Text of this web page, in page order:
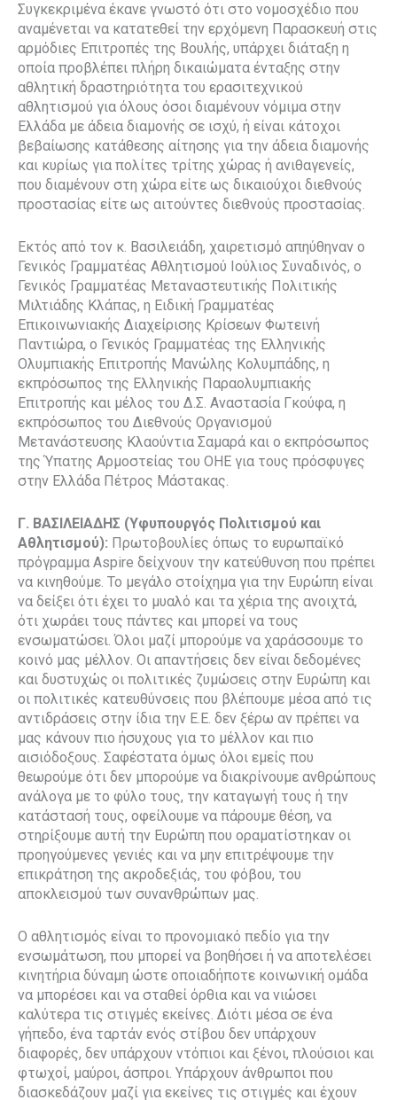
Συγκεκριμένα έκανε γνωστό ότι στο νομοσχέδιο που
αναμένεται να κατατεθεί την ερχόμενη Παρασκευή στις
αρμόδιες Επιτροπές της Βουλής, υπάρχει διάταξη η
οποία προβλέπει πλήρη δικαιώματα ένταξης στην
αθλητική δραστηριότητα του ερασιτεχνικού
αθλητισμού για όλους όσοι διαμένουν νόμιμα στην
Ελλάδα με άδεια διαμονής σε ισχύ, ή είναι κάτοχοι
βεβαίωσης κατάθεσης αίτησης για την άδεια διαμονής
και κυρίως για πολίτες τρίτης χώρας ή ανιθαγενείς,
που διαμένουν στη χώρα είτε ως δικαιούχοι διεθνούς
προστασίας είτε ως αιτούντες διεθνούς προστασίας.
Εκτός από τον κ. Βασιλειάδη, χαιρετισμό απηύθηναν ο
Γενικός Γραμματέας Αθλητισμού Ιούλιος Συναδινός, ο
Γενικός Γραμματέας Μεταναστευτικής Πολιτικής
Μιλτιάδης Κλάπας, η Ειδική Γραμματέας
Επικοινωνιακής Διαχείρισης Κρίσεων Φωτεινή
Παντιώρα, ο Γενικός Γραμματέας της Ελληνικής
Ολυμπιακής Επιτροπής Μανώλης Κολυμπάδης, η
εκπρόσωπος της Ελληνικής Παραολυμπιακής
Επιτροπής και μέλος του Δ.Σ. Αναστασία Γκούφα, η
εκπρόσωπος του Διεθνούς Οργανισμού
Μετανάστευσης Κλαούντια Σαμαρά και ο εκπρόσωπος
της Ύπατης Αρμοστείας του ΟΗΕ για τους πρόσφυγες
στην Ελλάδα Πέτρος Μάστακας.
Γ. ΒΑΣΙΛΕΙΑΔΗΣ (Υφυπουργός Πολιτισμού και
Αθλητισμού): Πρωτοβουλίες όπως το ευρωπαϊκό
πρόγραμμα Aspire δείχνουν την κατεύθυνση που πρέπει
να κινηθούμε. Το μεγάλο στοίχημα για την Ευρώπη είναι
να δείξει ότι έχει το μυαλό και τα χέρια της ανοιχτά,
ότι χωράει τους πάντες και μπορεί να τους
ενσωματώσει. Όλοι μαζί μπορούμε να χαράσσουμε το
κοινό μας μέλλον. Οι απαντήσεις δεν είναι δεδομένες
και δυστυχώς οι πολιτικές ζυμώσεις στην Ευρώπη και
οι πολιτικές κατευθύνσεις που βλέπουμε μέσα από τις
αντιδράσεις στην ίδια την Ε.Ε. δεν ξέρω αν πρέπει να
μας κάνουν πιο ήσυχους για το μέλλον και πιο
αισιόδοξους. Σαφέστατα όμως όλοι εμείς που
θεωρούμε ότι δεν μπορούμε να διακρίνουμε ανθρώπους
ανάλογα με το φύλο τους, την καταγωγή τους ή την
κατάστασή τους, οφείλουμε να πάρουμε θέση, να
στηρίξουμε αυτή την Ευρώπη που οραματίστηκαν οι
προηγούμενες γενιές και να μην επιτρέψουμε την
επικράτηση της ακροδεξιάς, του φόβου, του
αποκλεισμού των συνανθρώπων μας.
Ο αθλητισμός είναι το προνομιακό πεδίο για την
ενσωμάτωση, που μπορεί να βοηθήσει ή να αποτελέσει
κινητήρια δύναμη ώστε οποιαδήποτε κοινωνική ομάδα
να μπορέσει και να σταθεί όρθια και να νιώσει
καλύτερα τις στιγμές εκείνες. Διότι μέσα σε ένα
γήπεδο, ένα ταρτάν ενός στίβου δεν υπάρχουν
διαφορές, δεν υπάρχουν ντόπιοι και ξένοι, πλούσιοι και
φτωχοί, μαύροι, άσπροι. Υπάρχουν άνθρωποι που
διασκεδάζουν μαζί για εκείνες τις στιγμές και έχουν